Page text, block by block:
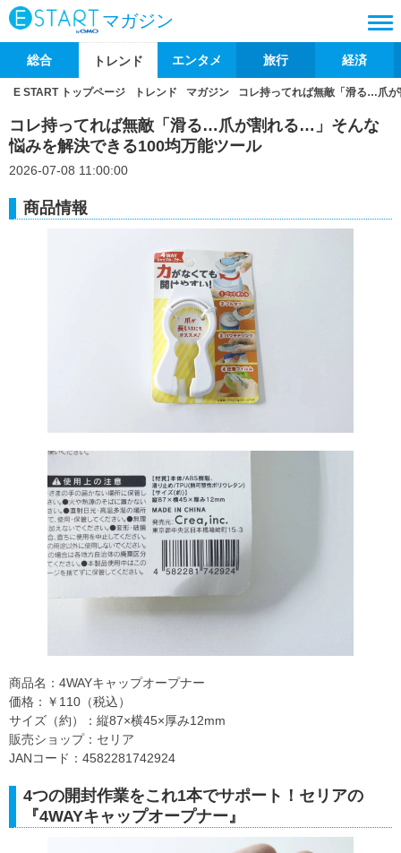
マガジン
総合 トレンド エンタメ 旅行 経済
E START トップページ トレンド マガジン コレ持ってれば無敵「滑る…爪
コレ持ってれば無敵「滑る…爪が割れる…」そんな
悩みを解決できる100均万能ツール
2026-07-08 11:00:00
商品情報
商品名：4WAYキャップオープナー
価格：￥110（税込）
サイズ（約）：縦87×横45×厚み12mm
販売ショップ：セリア
JANコード：4582281742924
4つの開封作業をこれ1本でサポート！セリアの
『4WAYキャップオープナー』